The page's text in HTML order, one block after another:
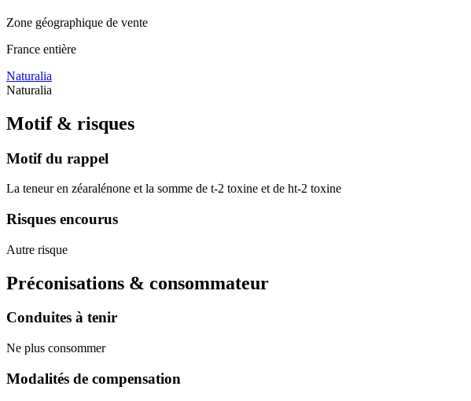
Zone géographique de vente
France entière
Naturalia
Naturalia
Motif & risques
Motif du rappel
La teneur en zéaralénone et la somme de t-2 toxine et de ht-2 toxine
Risques encourus
Autre risque
Préconisations & consommateur
Conduites à tenir
Ne plus consommer
Modalités de compensation